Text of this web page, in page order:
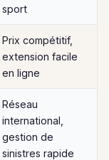
sport
Prix compétitif,
extension facile
en ligne
Réseau
international,
gestion de
sinistres rapide